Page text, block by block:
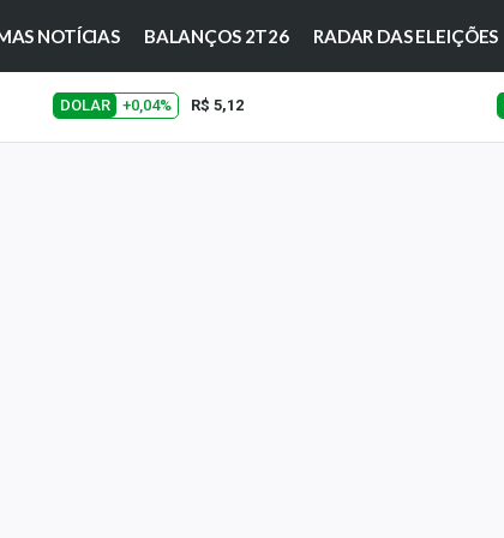
NOTÍCIAS BALANÇOS 2T26 RADAR DAS ELEIÇÕES
DOLAR +0,04% R$ 5,12